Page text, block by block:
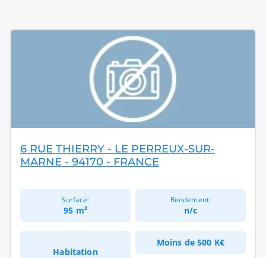
6 RUE THIERRY - LE PERREUX-SUR-
MARNE - 94170 - FRANCE
Surface:
95 m²
Rendement:
n/c
Habitation
Moins de500 K€